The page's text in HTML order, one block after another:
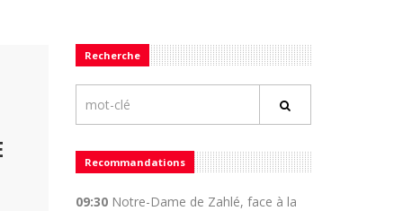
Recherche
Recommandations
09:30Notre-Dame de Zahlé, face à la